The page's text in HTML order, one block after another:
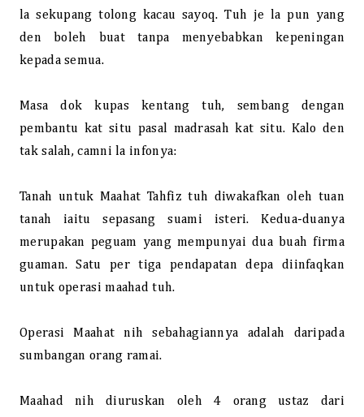
la sekupang tolong kacau sayoq. Tuh je la pun yang
den boleh buat tanpa menyebabkan kepeningan
kepada semua.
Masa dok kupas kentang tuh, sembang dengan
pembantu kat situ pasal madrasah kat situ. Kalo den
tak salah, camni la infonya:
Tanah untuk Maahat Tahfiz tuh diwakafkan oleh tuan
tanah iaitu sepasang suami isteri. Kedua-duanya
merupakan peguam yang mempunyai dua buah firma
guaman. Satu per tiga pendapatan depa diinfaqkan
untuk operasi maahad tuh.
Operasi Maahat nih sebahagiannya adalah daripada
sumbangan orang ramai.
Maahad nih diuruskan oleh 4 orang ustaz dari